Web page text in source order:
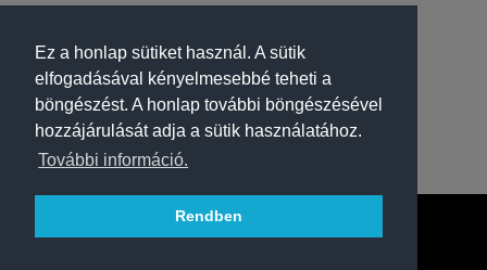
Ez a honlap sütiket használ. A sütik
elfogadásával kényelmesebbé teheti a
böngészést. A honlap további böngészésével
hozzájárulását adja a sütik használatához.
További információ.
Rendben